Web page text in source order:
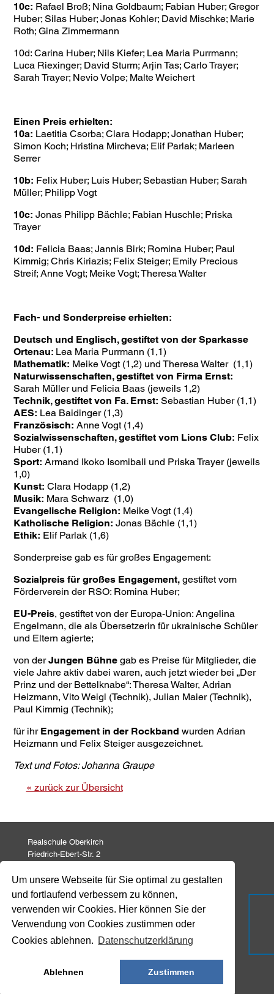
Um unsere Webseite für Sie optimal zu gestalten
und fortlaufend verbessern zu können,
verwenden wir Cookies. Hier können Sie der
Verwendung von Cookies zustimmen oder
Cookies ablehnen. Datenschutzerklärung
Ablehnen Zustimmen
10c: Rafael Broß; Nina Goldbaum; Fabian Huber; Gregor
Huber; Silas Huber; Jonas Kohler; David Mischke; Marie
Roth; Gina Zimmermann
10d: Carina Huber; Nils Kiefer; Lea Maria Purrmann;
Luca Riexinger; David Sturm; Arjin Tas; Carlo Trayer;
Sarah Trayer; Nevio Volpe; Malte Weichert
Einen Preis erhielten:
10a: Laetitia Csorba; Clara Hodapp; Jonathan Huber;
Simon Koch; Hristina Mircheva; Elif Parlak; Marleen
Serrer
10b: Felix Huber; Luis Huber; Sebastian Huber; Sarah
Müller; Philipp Vogt
10c: Jonas Philipp Bächle; Fabian Huschle; Priska
Trayer
10d: Felicia Baas; Jannis Birk; Romina Huber; Paul
Kimmig; Chris Kiriazis; Felix Steiger; Emily Precious
Streif; Anne Vogt; Meike Vogt; Theresa Walter
Fach- und Sonderpreise erhielten:
Deutsch und Englisch, gestiftet von der Sparkasse
Ortenau: Lea Maria Purrmann (1,1)
Mathematik: Meike Vogt (1,2) und Theresa Walter (1,1)
Naturwissenschaften, gestiftet von Firma Ernst:
Sarah Müller und Felicia Baas (jeweils 1,2)
Technik, gestiftet von Fa. Ernst: Sebastian Huber (1,1)
AES: Lea Baidinger (1,3)
Französisch: Anne Vogt (1,4)
Sozialwissenschaften, gestiftet vom Lions Club: Felix
Huber (1,1)
Sport: Armand Ikoko Isomibali und Priska Trayer (jeweils
1,0)
Kunst: Clara Hodapp (1,2)
Musik: Mara Schwarz (1,0)
Evangelische Religion: Meike Vogt (1,4)
Katholische Religion: Jonas Bächle (1,1)
Ethik: Elif Parlak (1,6)
Sonderpreise gab es für großes Engagement:
Sozialpreis für großes Engagement, gestiftet vom
Förderverein der RSO: Romina Huber;
EU-Preis, gestiftet von der Europa-Union: Angelina
Engelmann, die als Übersetzerin für ukrainische Schüler
und Eltern agierte;
von derJungen Bühnegab es Preise für Mitglieder, die
viele Jahre aktiv dabei waren, auch jetzt wieder bei „Der
Prinz und der Bettelknabe“: Theresa Walter, Adrian
Heizmann, Vito Weigl (Technik), Julian Maier (Technik),
Paul Kimmig (Technik);
für ihr Engagement in der Rockband wurden Adrian
Heizmann und Felix Steiger ausgezeichnet.
Text und Fotos: Johanna Graupe
« zurück zur Übersicht
Realschule Oberkirch
Friedrich-Ebert-Str. 2
Tel: 07802 82 771
Fax: 07802 82 799
info@realschule-oberkirch.de
Impressum